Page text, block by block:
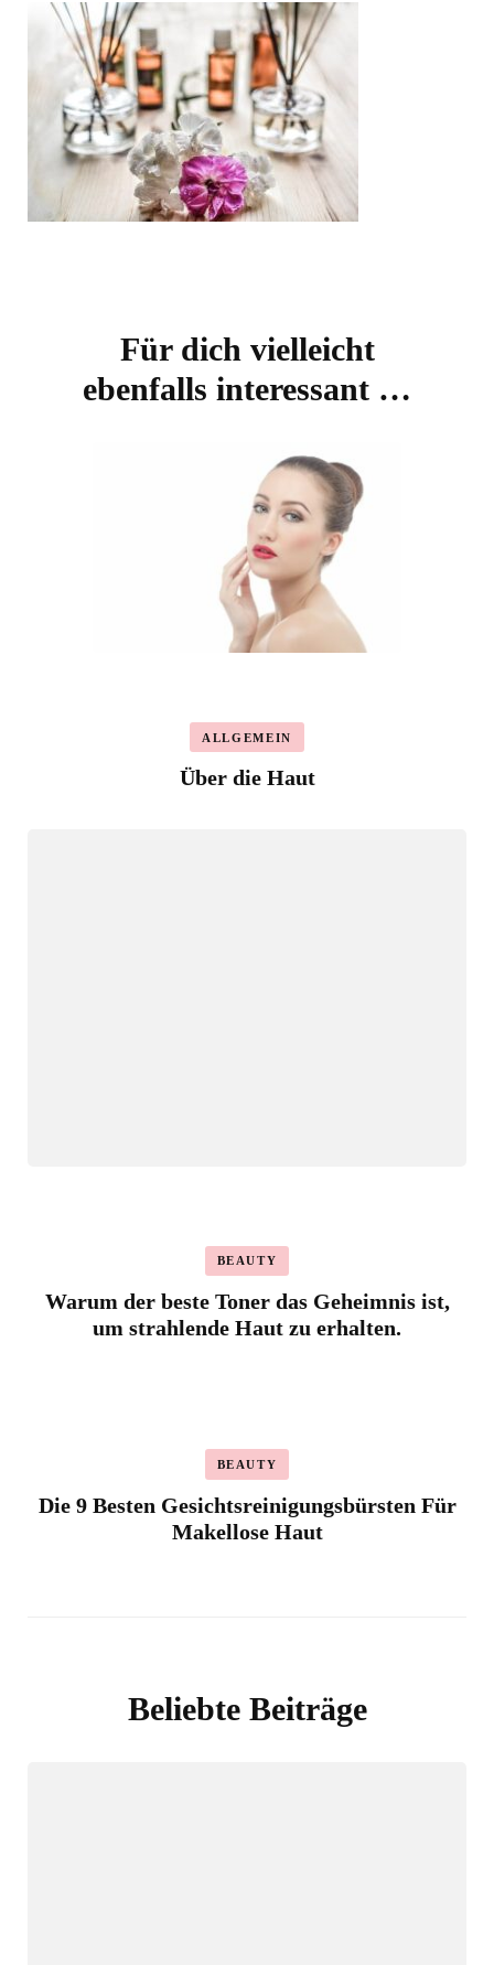
Für dich vielleicht
ebenfalls interessant …
ALLGEMEIN
Über die Haut
BEAUTY
Warum der beste Toner das Geheimnis ist,
um strahlende Haut zu erhalten.
BEAUTY
Die 9 Besten Gesichtsreinigungsbürsten Für
Makellose Haut
Beliebte Beiträge